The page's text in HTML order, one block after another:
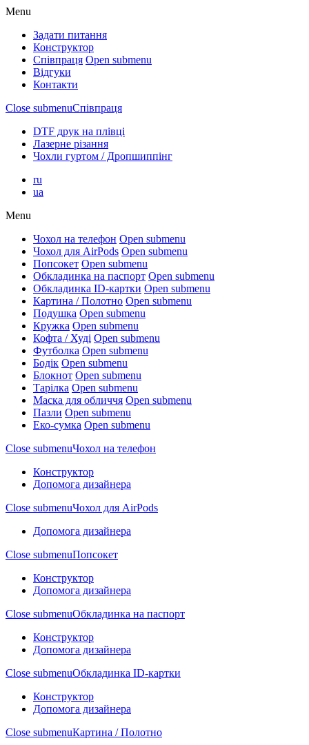
Menu
Задати питання
Конструктор
Співпраця Open submenu
Відгуки
Контакти
Close submenuСпівпраця
DTF друк на плівці
Лазерне різання
Чохли гуртом / Дропшиппінг
ru
ua
Menu
Чохол на телефон Open submenu
Чохол для AirPods Open submenu
Попсокет Open submenu
Обкладинка на паспорт Open submenu
Обкладинка ID-картки Open submenu
Картина / Полотно Open submenu
Подушка Open submenu
Кружка Open submenu
Кофта / Худі Open submenu
Футболка Open submenu
Бодік Open submenu
Блокнот Open submenu
Тарілка Open submenu
Маска для обличчя Open submenu
Пазли Open submenu
Еко-сумка Open submenu
Close submenuЧохол на телефон
Конструктор
Допомога дизайнера
Close submenuЧохол для AirPods
Допомога дизайнера
Close submenuПопсокет
Конструктор
Допомога дизайнера
Close submenuОбкладинка на паспорт
Конструктор
Допомога дизайнера
Close submenuОбкладинка ID-картки
Конструктор
Допомога дизайнера
Close submenuКартина / Полотно